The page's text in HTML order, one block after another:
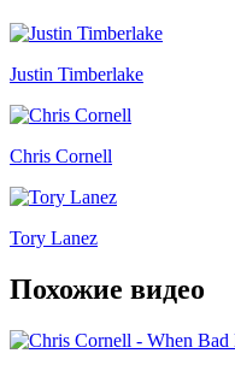
Justin Timberlake
Chris Cornell
Tory Lanez
Похожие видео